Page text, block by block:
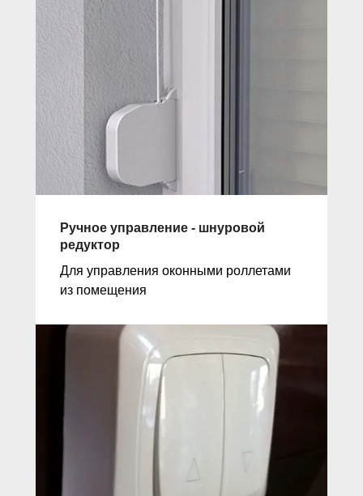
Ручное управление - шнуровой
редуктор
Для управления оконными роллетами
из помещения